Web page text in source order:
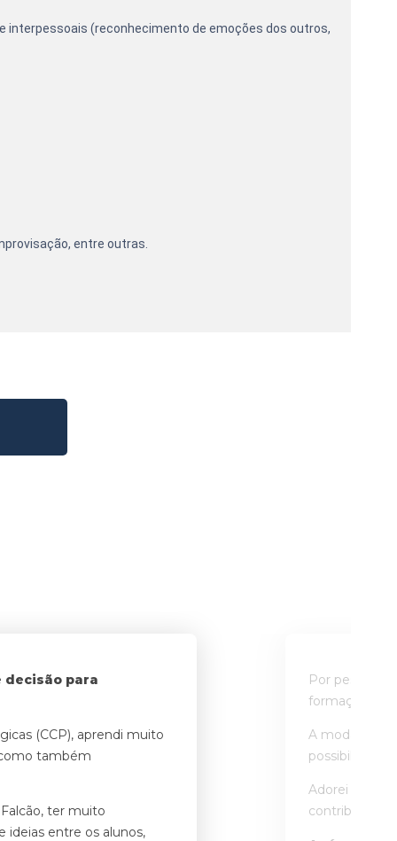
interpessoais (reconhecimento de emoções dos outros,
entre outras.
decisão para
(CCP), aprendi muito
também
ter muito
ideias entre os alunos,
Por pesquisa
formação de
A modalidade
possibilitou a
Adorei a
contribuiu